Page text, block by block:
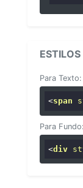
Para Texto:
<span
Para Fundo:
<div